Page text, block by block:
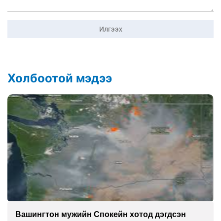
Илгээх
Холбоотой мэдээ
Европчууд ФИФА-гийн боссын эсрэг